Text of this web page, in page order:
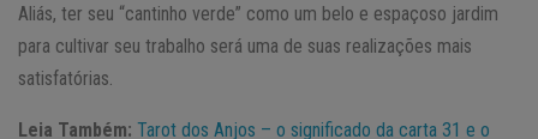
Aliás, ter seu “cantinho verde” como um belo e espaçoso jardim
para cultivar seu trabalho será uma de suas realizações mais
satisfatórias.
Leia Também: Tarot dos Anjos – o significado da carta 31 e o